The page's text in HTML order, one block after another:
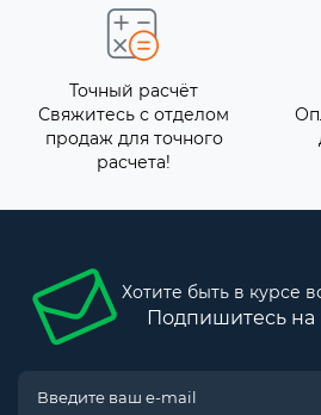
Точный расчёт
Свяжитесь с отделом
продаж для точного
расчета!
Хотите быть в курсе
Подпишитесь